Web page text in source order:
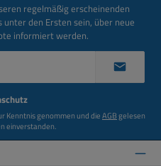
regelmäßig erscheinenden
den Ersten sein, über neue
informiert werden.
Kenntnis genommen und dieAGBgelesen
einverstanden.